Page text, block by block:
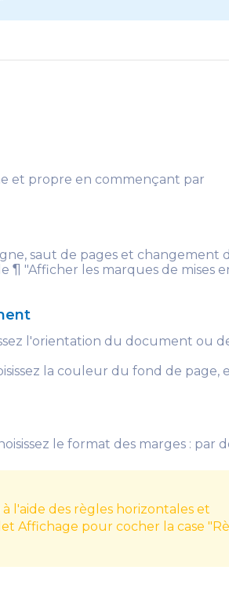
et propre en commençant par
saut de pages et changement
¶ "Afficher les marques de mises
l'orientation du document ou
la couleur du fond de page,
le format des marges : par
l'aide des règles horizontales et
Affichage pour cocher la case